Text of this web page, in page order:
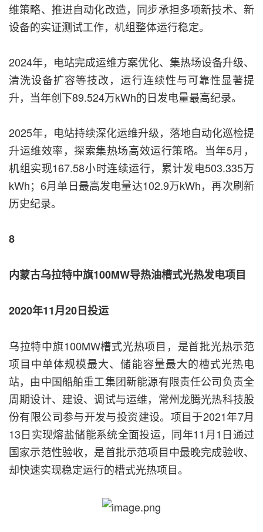
维策略、推进自动化改造，同步承担多项新技术、新
设备的实证测试工作，机组整体运行稳定。
2024年，电站完成运维方案优化、集热场设备升级、
清洗设备扩容等技改，运行连续性与可靠性显著提
升，当年创下89.524万kWh的日发电量最高纪录。
2025年，电站持续深化运维升级，落地自动化巡检提
升运维效率，探索集热场高效运行策略。当年5月，
机组实现167.58小时连续运行，累计发电503.335万
kWh；6月单日最高发电量达102.9万kWh，再次刷新
历史纪录。
8
内蒙古乌拉特中旗100MW导热油槽式光热发电项目
2020年11月20日投运
乌拉特中旗100MW槽式光热项目，是首批光热示范
项目中单体规模最大、储能容量最大的槽式光热电
站，由中国船舶重工集团新能源有限责任公司负责全
周期设计、建设、调试与运维，常州龙腾光热科技股
份有限公司参与开发与投资建设。项目于2021年7月
13日实现熔盐储能系统全面投运，同年11月1日通过
国家示范性验收，是首批示范项目中最晚完成验收、
却快速实现稳定运行的槽式光热项目。